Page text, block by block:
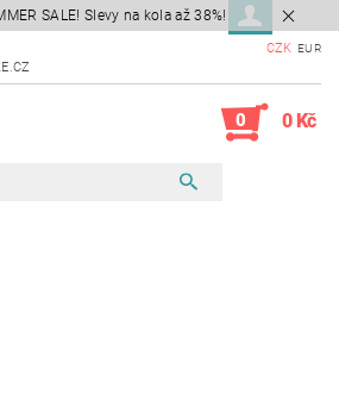
SALE! Slevy na kola až 38%!
CZK EUR
0 0 Kč